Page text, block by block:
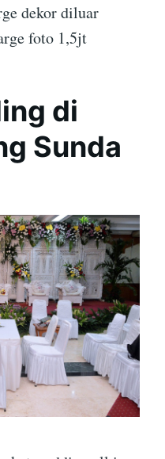
dekor diluar
foto 1,5jt
di
Sunda